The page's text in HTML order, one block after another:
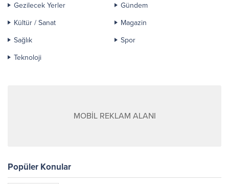
Gezilecek Yerler
Gündem
Kültür / Sanat
Magazin
Sağlık
Spor
Teknoloji
MOBİL REKLAM ALANI
Popüler Konular